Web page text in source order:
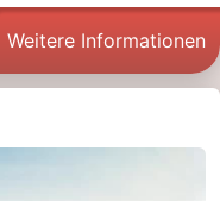
Weitere Informationen